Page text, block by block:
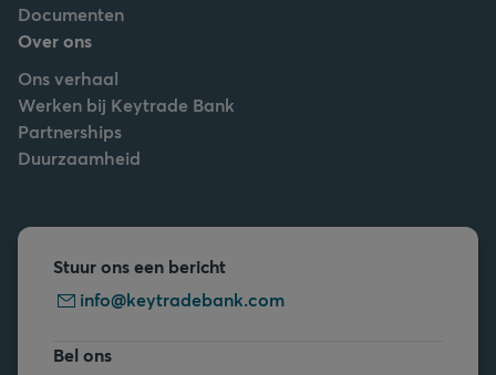
Documenten
Over ons
Ons verhaal
Werken bij Keytrade Bank
Partnerships
Duurzaamheid
Stuur ons een bericht
info@keytradebank.com
Bel ons